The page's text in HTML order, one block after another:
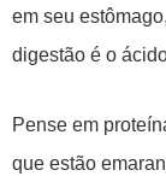
em seu
digestão é o
Pense em
que estão